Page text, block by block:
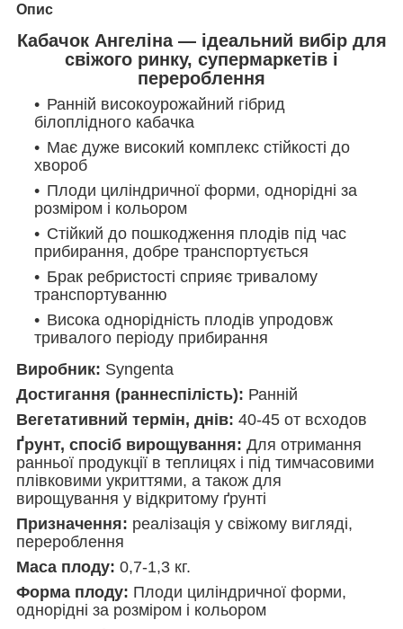
Опис
Кабачок Ангеліна — ідеальний вибір для
свіжого ринку, супермаркетів і
перероблення
Ранній високоурожайний гібрид
білоплідного кабачка
Має дуже високий комплекс стійкості до
хвороб
Плоди циліндричної форми, однорідні за
розміром і кольором
Стійкий до пошкодження плодів під час
прибирання, добре транспортується
Брак ребристості сприяє тривалому
транспортуванню
Висока однорідність плодів упродовж
тривалого періоду прибирання
Виробник: Syngenta
Достигання (раннеспілість): Ранній
Вегетативний термін, днів: 40-45 от всходов
Ґрунт, спосіб вирощування: Для отримання
ранньої продукції в теплицях і під тимчасовими
плівковими укриттями, а також для
вирощування у відкритому ґрунті
Призначення: реалізація у свіжому вигляді,
перероблення
Маса плоду: 0,7-1,3 кг.
Форма плоду: Плоди циліндричної форми,
однорідні за розміром і кольором